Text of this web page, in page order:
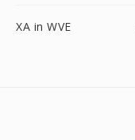
XA in WVE